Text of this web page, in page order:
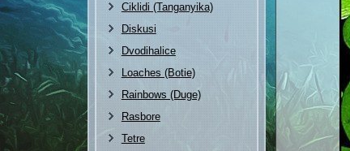
Ciklidi (Tanganyika)
Diskusi
Dvodihalice
Loaches (Botie)
Rainbows (Duge)
Rasbore
Tetre